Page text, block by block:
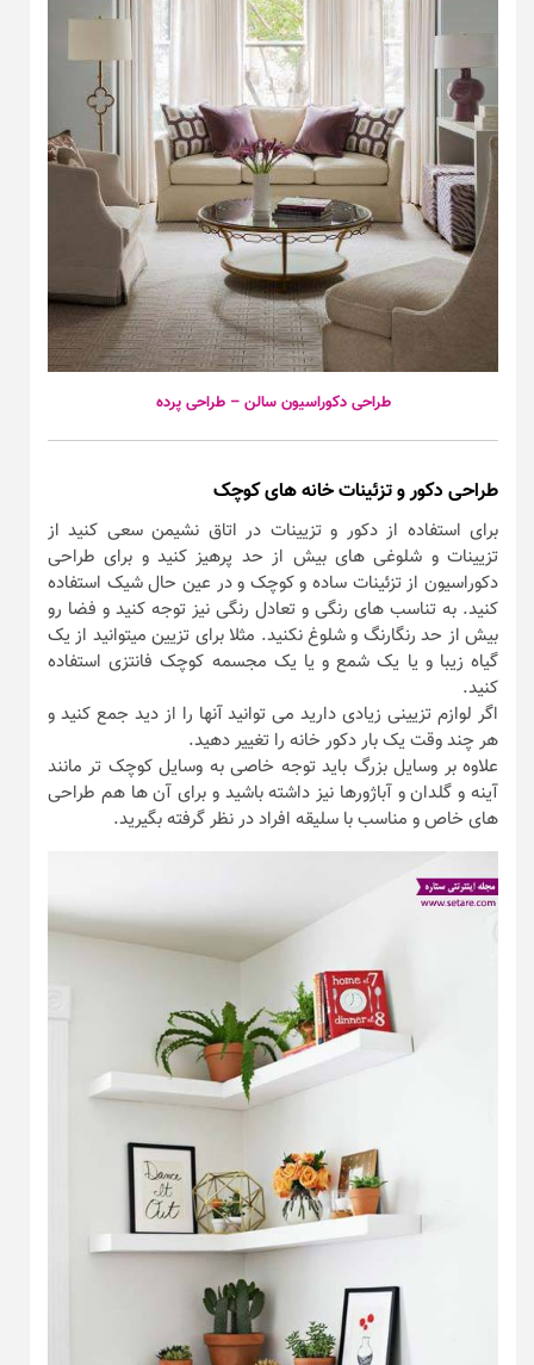
طراحی دکوراسیون سالن – طراحی پرده
طراحی دکور و تزئینات خانه های کوچک
برای استفاده از دکور و تزیینات در اتاق نشیمن سعی کنید از
تزیینات و شلوغی های بیش از حد پرهیز کنید و برای طراحی
دکوراسیون از تزئینات ساده و کوچک و در عین حال شیک استفاده
کنید. به تناسب های رنگی و تعادل رنگی نیز توجه کنید و فضا رو
بیش از حد رنگارنگ و شلوغ نکنید. مثلا برای تزیین میتوانید از یک
گیاه زیبا و یا یک شمع و یا یک مجسمه کوچک فانتزی استفاده
کنید.
اگر لوازم تزیینی زیادی دارید می توانید آنها را از دید جمع کنید و
هر چند وقت یک بار دکور خانه را تغییر دهید.
علاوه بر وسایل بزرگ باید توجه خاصی به وسایل کوچک تر مانند
آینه و گلدان و آباژورها نیز داشته باشید و برای آن ها هم طراحی
های خاص و مناسب با سلیقه افراد در نظر گرفته بگیرید.